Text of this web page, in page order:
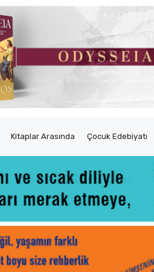
Kitaplar Arasında Çocuk Edebiyatı